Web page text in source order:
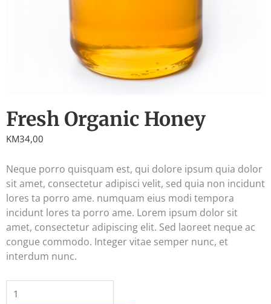
Fresh Organic Honey
KM34,00
Neque porro quisquam est, qui dolore ipsum quia dolor
sit amet, consectetur adipisci velit, sed quia non incidunt
lores ta porro ame. numquam eius modi tempora
incidunt lores ta porro ame. Lorem ipsum dolor sit
amet, consectetur adipiscing elit. Sed laoreet neque ac
congue commodo. Integer vitae semper nunc, et
interdum nunc.
Organic